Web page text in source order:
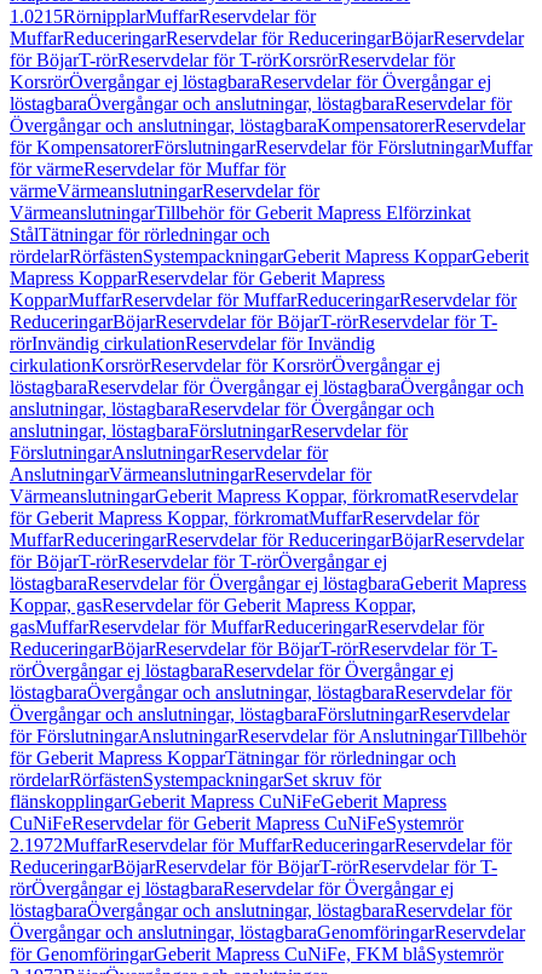
1.0215RörnipplarMuffarReservdelar för
MuffarReduceringarReservdelar för ReduceringarBöjarReservdelar
för BöjarT-rörReservdelar för T-rörKorsrörReservdelar för
KorsrörÖvergångar ej löstagbaraReservdelar för Övergångar ej
löstagbaraÖvergångar och anslutningar, löstagbaraReservdelar för
Övergångar och anslutningar, löstagbaraKompensatorerReservdelar
för KompensatorerFörslutningarReservdelar för FörslutningarMuffar
för värmeReservdelar för Muffar för
värmeVärmeanslutningarReservdelar för
VärmeanslutningarTillbehör för Geberit Mapress Elförzinkat
StålTätningar för rörledningar och
rördelarRörfästenSystempackningarGeberit Mapress KopparGeberit
Mapress KopparReservdelar för Geberit Mapress
KopparMuffarReservdelar för MuffarReduceringarReservdelar för
ReduceringarBöjarReservdelar för BöjarT-rörReservdelar för T-
rörInvändig cirkulationReservdelar för Invändig
cirkulationKorsrörReservdelar för KorsrörÖvergångar ej
löstagbaraReservdelar för Övergångar ej löstagbaraÖvergångar och
anslutningar, löstagbaraReservdelar för Övergångar och
anslutningar, löstagbaraFörslutningarReservdelar för
FörslutningarAnslutningarReservdelar för
AnslutningarVärmeanslutningarReservdelar för
VärmeanslutningarGeberit Mapress Koppar, förkromatReservdelar
för Geberit Mapress Koppar, förkromatMuffarReservdelar för
MuffarReduceringarReservdelar för ReduceringarBöjarReservdelar
för BöjarT-rörReservdelar för T-rörÖvergångar ej
löstagbaraReservdelar för Övergångar ej löstagbaraGeberit Mapress
Koppar, gasReservdelar för Geberit Mapress Koppar,
gasMuffarReservdelar för MuffarReduceringarReservdelar för
ReduceringarBöjarReservdelar för BöjarT-rörReservdelar för T-
rörÖvergångar ej löstagbaraReservdelar för Övergångar ej
löstagbaraÖvergångar och anslutningar, löstagbaraReservdelar för
Övergångar och anslutningar, löstagbaraFörslutningarReservdelar
för FörslutningarAnslutningarReservdelar för AnslutningarTillbehör
för Geberit Mapress KopparTätningar för rörledningar och
rördelarRörfästenSystempackningarSet skruv för
flänskopplingarGeberit Mapress CuNiFeGeberit Mapress
CuNiFeReservdelar för Geberit Mapress CuNiFeSystemrör
2.1972MuffarReservdelar för MuffarReduceringarReservdelar för
ReduceringarBöjarReservdelar för BöjarT-rörReservdelar för T-
rörÖvergångar ej löstagbaraReservdelar för Övergångar ej
löstagbaraÖvergångar och anslutningar, löstagbaraReservdelar för
Övergångar och anslutningar, löstagbaraGenomföringarReservdelar
för GenomföringarGeberit Mapress CuNiFe, FKM blåSystemrör